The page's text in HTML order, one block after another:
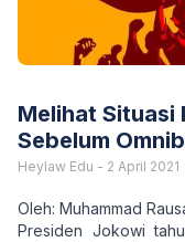
Melihat Situasi
Sebelum
Heylaw Edu - 2 April 2021
Oleh: Muhammad
Presiden Jokowi